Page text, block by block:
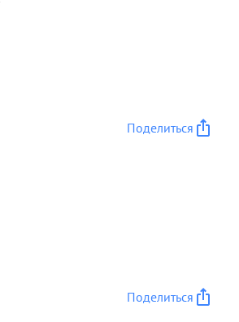
с войсками?// и грузом,
Поделиться
Поделиться